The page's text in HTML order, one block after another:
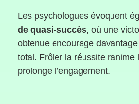
Les psychologues évoquent
de quasi-succès, où une
obtenue encourage davantage
total. Frôler la réussite ranime
prolonge l’engagement.